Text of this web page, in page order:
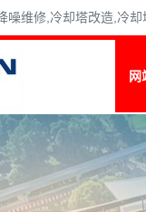
噪维修,冷却塔改造,冷
网